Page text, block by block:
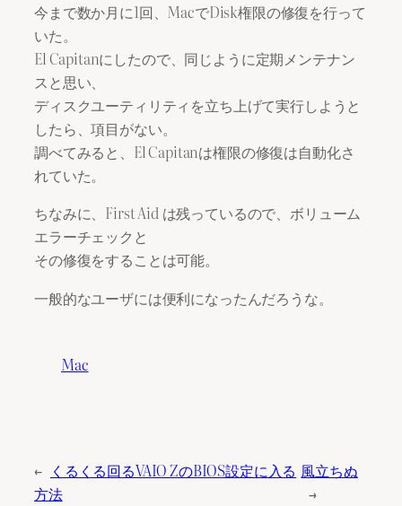
今まで数か月に1回、MacでDisk権限の修復を行って
いた。
El Capitanにしたので、同じように定期メンテナン
スと思い、
ディスクユーティリティを立ち上げて実行しようと
したら、項目がない。
調べてみると、El Capitanは権限の修復は自動化さ
れていた。
ちなみに、First Aid は残っているので、ボリューム
エラーチェックと
その修復をすることは可能。
一般的なユーザには便利になったんだろうな。
Mac
← くるくる回るVAIO ZのBIOS設定に入る
方法
風立ちぬ
→